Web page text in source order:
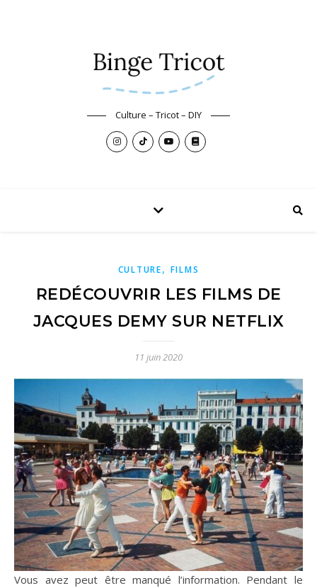
Culture – Tricot – DIY
CULTURE, FILMS
REDÉCOUVRIR LES FILMS DE
JACQUES DEMY SUR NETFLIX
11 juin 2020
Vous avez peut être manqué l’information. Pendant le